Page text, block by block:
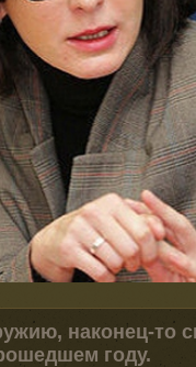
наконец-то
году.